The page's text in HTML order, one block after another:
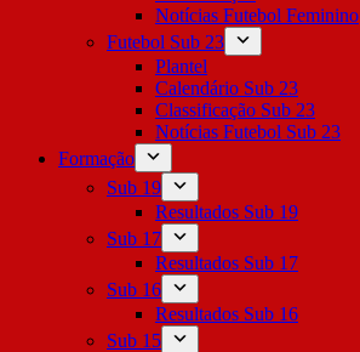
Notícias Futebol Feminino
Futebol Sub 23
Plantel
Calendário Sub 23
Classificação Sub 23
Notícias Futebol Sub 23
Formação
Sub 19
Resultados Sub 19
Sub 17
Resultados Sub 17
Sub 16
Resultados Sub 16
Sub 15